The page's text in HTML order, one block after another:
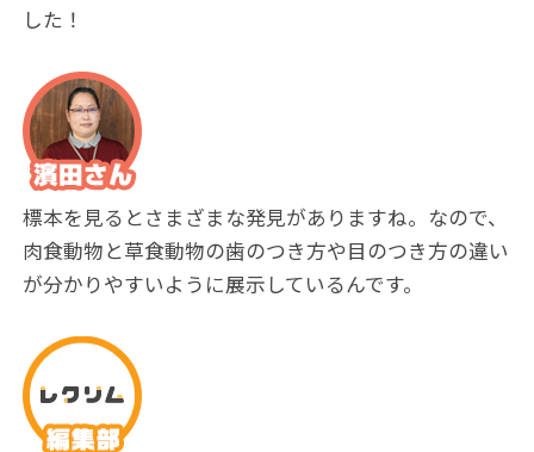
した！
標本を見るとさまざまな発見がありますね。なので、
肉食動物と草食動物の歯のつき方や目のつき方の違い
が分かりやすいように展示しているんです。